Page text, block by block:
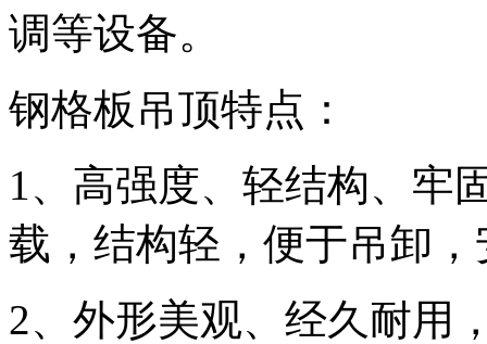
调等设备。
钢格板吊顶特点：
1、高强度、轻结构、牢
载，结构轻，便于吊卸
2、外形美观、经久耐用